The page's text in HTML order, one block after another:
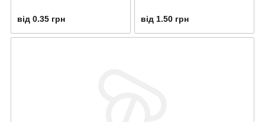
від 0.35 грн від 1.50 грн